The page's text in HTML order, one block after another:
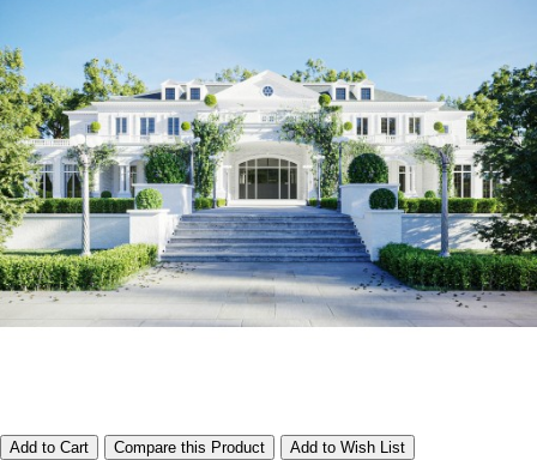
Add to Cart Compare this Product Add to Wish List